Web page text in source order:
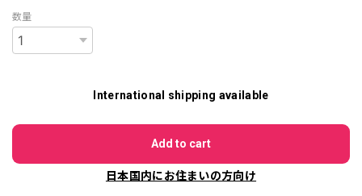
数量
International shipping available
Add to cart
日本国内にお住まいの方向け